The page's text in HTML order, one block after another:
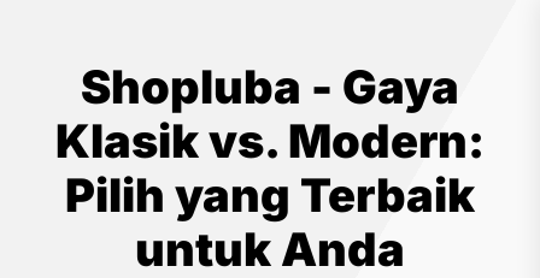
Shopluba - Gaya
Klasik vs. Modern:
Pilih yang Terbaik
untuk Anda